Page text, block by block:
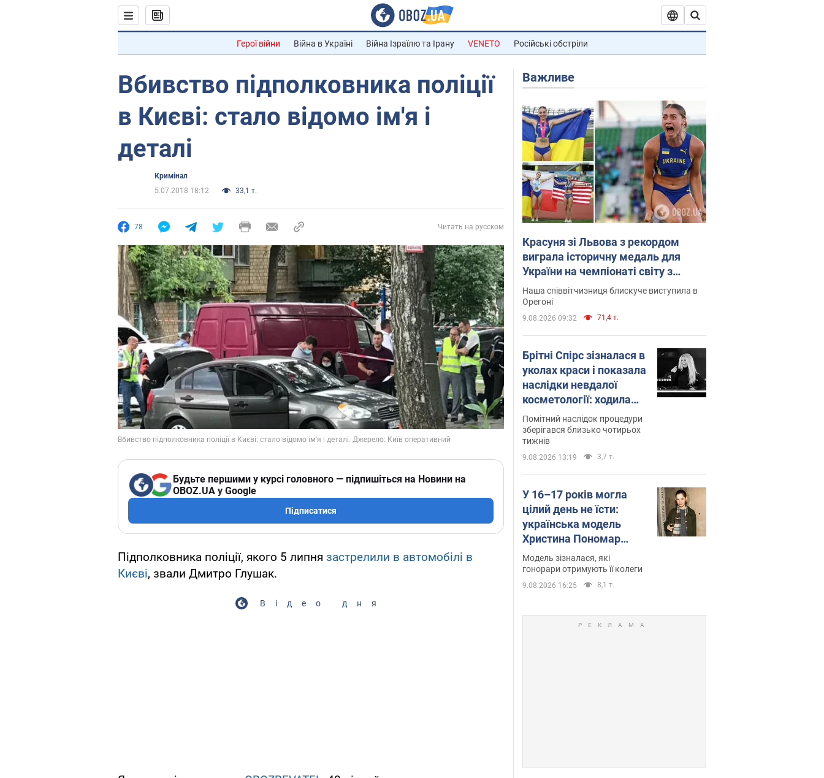
Герої війни Війна в Україні Війна Ізраїлю та Ірану VENETO Російські обстріли
Вбивство підполковника поліції
в Києві: стало відомо ім'я і
деталі
Кримінал
5.07.2018 18:12
33,1 т.
78 Читать на русском
Будьте першими у курсі головного — підпишіться на Новини на
OBOZ.UA у Google
Підписатися
Підполковника поліції, якого 5 липня застрелили в автомобілі в
Києві, звали Дмитро Глушак.
Відео дня
Важливе
Красуня зі Львова з рекордом
виграла історичну медаль для
України на чемпіонаті світу з
легкої атлетики U20. Відео
Наша співвітчизниця блискуче виступила в
Орегоні
9.08.2026 09:32 71,4 т.
Брітні Спірс зізналася в
уколах краси і показала
наслідки невдалої
косметології: ходила
так майже місяць
Помітний наслідок процедури
зберігався близько чотирьох
тижнів
9.08.2026 13:19 3,7 т.
У 16–17 років могла
цілий день не їсти:
українська модель
Христина Пономар
розповіла про страшний
бік модельної кар’єри
Модель зізналася, які
гонорари отримують її колеги
9.08.2026 16:25 8,1 т.